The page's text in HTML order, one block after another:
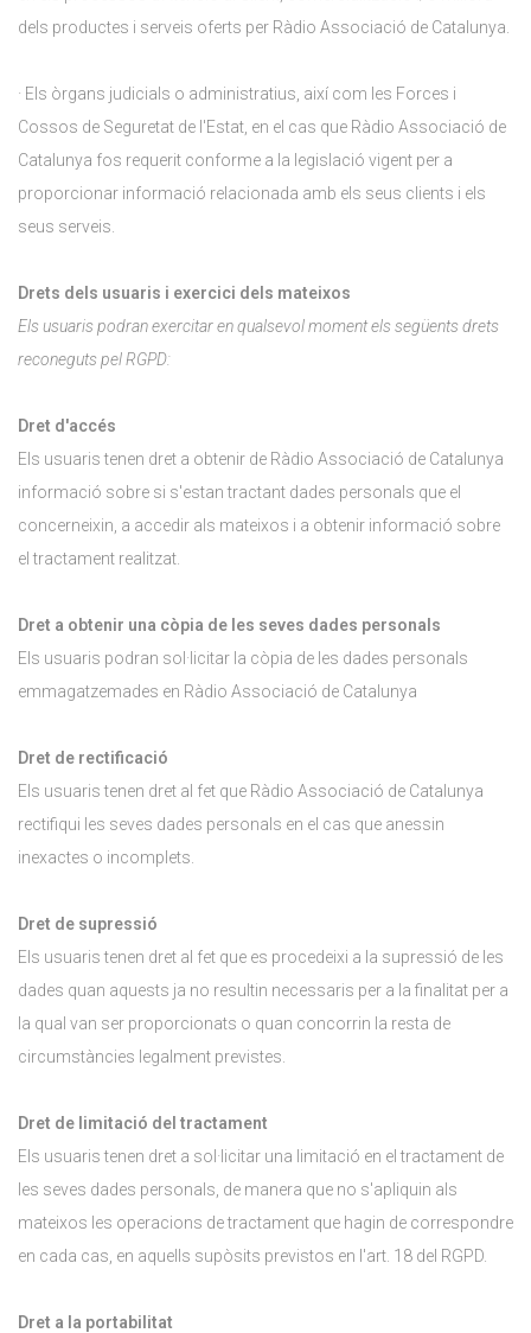
dels productes i serveis oferts per Ràdio Associació de Catalunya.
· Els òrgans judicials o administratius, així com les Forces i
Cossos de Seguretat de l'Estat, en el cas que Ràdio Associació de
Catalunya fos requerit conforme a la legislació vigent per a
proporcionar informació relacionada amb els seus clients i els
seus serveis.
Drets dels usuaris i exercici dels mateixos
Els usuaris podran exercitar en qualsevol moment els següents drets
reconeguts pel RGPD:
Dret d'accés
Els usuaris tenen dret a obtenir de Ràdio Associació de Catalunya
informació sobre si s'estan tractant dades personals que el
concerneixin, a accedir als mateixos i a obtenir informació sobre
el tractament realitzat.
Dret a obtenir una còpia de les seves dades personals
Els usuaris podran sol·licitar la còpia de les dades personals
emmagatzemades en Ràdio Associació de Catalunya
Dret de rectificació
Els usuaris tenen dret al fet que Ràdio Associació de Catalunya
rectifiqui les seves dades personals en el cas que anessin
inexactes o incomplets.
Dret de supressió
Els usuaris tenen dret al fet que es procedeixi a la supressió de les
dades quan aquests ja no resultin necessaris per a la finalitat per a
la qual van ser proporcionats o quan concorrin la resta de
circumstàncies legalment previstes.
Dret de limitació del tractament
Els usuaris tenen dret a sol·licitar una limitació en el tractament de
les seves dades personals, de manera que no s'apliquin als
mateixos les operacions de tractament que hagin de correspondre
en cada cas, en aquells supòsits previstos en l'art. 18 del RGPD.
Dret a la portabilitat